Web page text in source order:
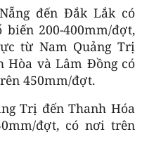
đến Đắk Lắk có
200-400mm/đợt,
từ Nam Quảng Trị
Hòa và Lâm Đồng có
450mm/đợt.
Trị đến Thanh Hóa
đợt, có nơi trên